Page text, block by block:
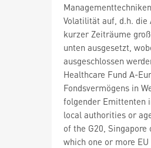
Volatilität auf, d.h.
kurzer Zeiträume
unten ausgesetzt,
ausgeschlossen
Healthcare Fund A-
Fondsvermögens in
folgender Emittenten
local authorities or
of the G20,
which one or more